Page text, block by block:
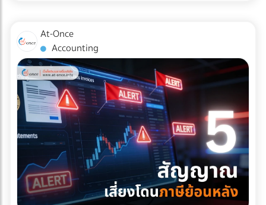
บริษัทรับติดตั้งโซลาร์เซลล์อุตสาหกรรมชั้นนำของประเทศไทยได้
ฟรีที่ At-once แพลตฟอร์มที่เชื่อมโยงธุรกิจ B2B ให้เจอกับพาร์ท
เนอร์ตัวจริง ช่วยให้โรงงานของคุณเดินหน้าต่อได้อย่างมั่นคง
และไม่มีวันสะดุด!
บริการขนส่ง (3PL) ระดับพรีเมียมที่จะมาดูแลสินค้าหลักล้านของ
คุณ ควรต้องมีคุณสมบัติและเทคโนโลยีที่ออกแบบมาเพื่อการ
แพทย์โดยเฉพาะ ดังนี้: รถขนส่งระบบกันสะเทือนแบบถุงลม (Air-
Ride Suspension): นี่คือหัวใจสำคัญ! ต้องใช้รถบรรทุกที่ติดตั้ง
ช่วงล่างแบบถุงลมเท่านั้น เพื่อดูดซับแรงสั่นสะเทือนและแรง
กระแทกจากพื้นถนนให้เหลือน้อยที่สุด คุ้มครองเซนเซอร์ภายใน
เครื่องจักรให้อยู่ในสภาพ 100% บริการ White Glove Service:
การขนส่งระดับนี้ไม่ได้จบแค่การดรอปของไว้หน้าประตูโรง
พยาบาล แต่ทีมขนส่งต้องมีความเชี่ยวชาญในการแกะกล่อง
(Unpacking) นำเครื่องมือเข้าไปติดตั้งยังห้องปฏิบัติการที่ซับ
ซ้อน และจัดการนำขยะบรรจุภัณฑ์กลับไปทิ้งอย่างถูกวิธี
มาตรฐานคุณภาพระดับสากล (Certifications): พาร์ทเนอร์ด้าน
Agencies) และขายห้องพักแบบ "รายวัน" ซึ่งไม่ตอบโจทย์ชาว
Nomad ที่ต้องการพำนักระยะยาว (1-6 เดือน) หากคุณเป็น
เจ้าของโรงแรมหรือผู้บริหารที่ต้องการเพิ่ม Occupancy Rate
โดยเฉพาะในช่วง Low Season นี่คือจังหวะทองในการปรับ
กลยุทธ์ครับ ทำไมการตลาดแบบเดิมถึงปิดการขายกลุ่ม Nomad
ไม่ได้? พฤติกรรมการจองที่พักของกลุ่ม Digital Nomad นั้นต่าง
จากนักท่องเที่ยวทั่วไปอย่างสิ้นเชิง พวกเขาไม่ได้มองหาสระว่าย
น้ำสวยๆ หรืออาหารเช้าแบบบุฟเฟต์เป็นอันดับแรก แต่พวกเขา
กำลังมองหา "ออฟฟิศส่วนตัวที่พักผ่อนได้" 3 กลยุทธ์เปลี่ยน
โรงแรมให้เป็น Nomad Hub ที่ทำกำไรสูงสุด หากต้องการดึงดูด
ลูกค้ากลุ่มนี้ให้ยอมจ่ายเงินหลักหมื่นถึงหลักแสนเพื่อเข้าพักระยะ
ยาว คุณต้องปรับแต่งการนำเสนอใหม่ ดังนี้: 1. สร้าง Landing
At-Once
Accounting